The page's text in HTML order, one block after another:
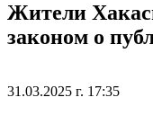
Жители
законом о
31.03.2025 г. 17:35